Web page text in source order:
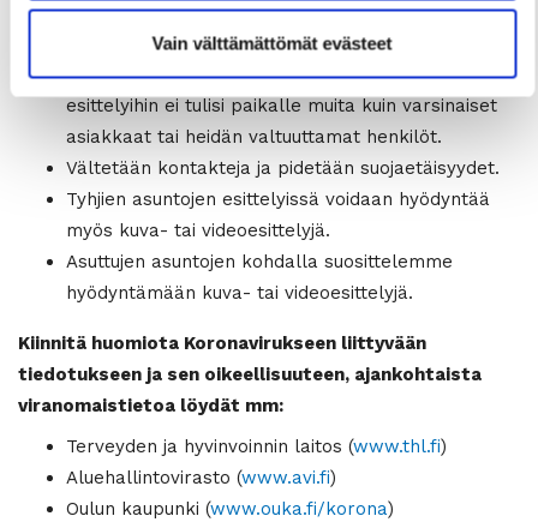
Vain välttämättömät evästeet
Samalla me esittelemme asuntoja vain täysin
Suojaetäisyyksien huomioimiseksi toivomme, että
esittelyihin ei tulisi paikalle muita kuin varsinaiset
asiakkaat tai heidän valtuuttamat henkilöt.
Vältetään kontakteja ja pidetään suojaetäisyydet.
Tyhjien asuntojen esittelyissä voidaan hyödyntää
myös kuva- tai videoesittelyjä.
Asuttujen asuntojen kohdalla suosittelemme
hyödyntämään kuva- tai videoesittelyjä.
Kiinnitä huomiota Koronavirukseen liittyvään
tiedotukseen ja sen oikeellisuuteen, ajankohtaista
viranomaistietoa löydät mm:
Terveyden ja hyvinvoinnin laitos (www.thl.fi)
Aluehallintovirasto (www.avi.fi)
Oulun kaupunki (www.ouka.fi/korona)